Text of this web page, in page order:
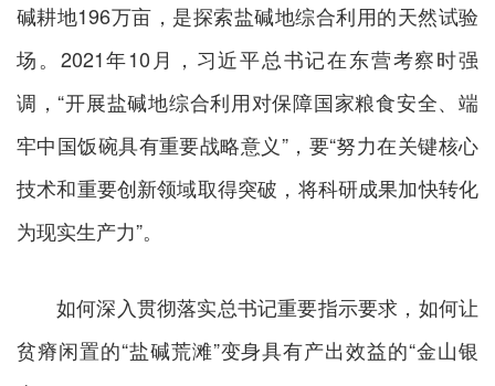
碱耕地196万亩，是探索盐碱地综合利用的天然试验
场。2021年10月，习近平总书记在东营考察时强
调，“开展盐碱地综合利用对保障国家粮食安全、端
牢中国饭碗具有重要战略意义”，要“努力在关键核心
技术和重要创新领域取得突破，将科研成果加快转化
为现实生产力”。
如何深入贯彻落实总书记重要指示要求，如何让
贫瘠闲置的“盐碱荒滩”变身具有产出效益的“金山银